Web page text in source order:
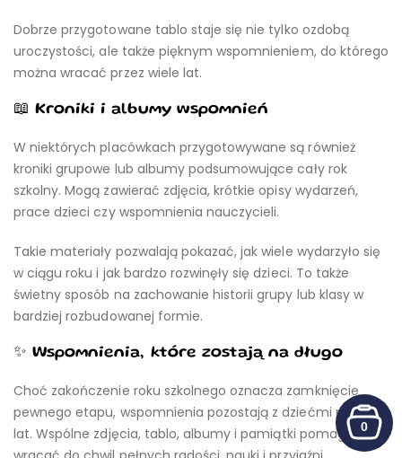
Dobrze przygotowane tablo staje się nie tylko ozdobą
uroczystości, ale także pięknym wspomnieniem, do którego
można wracać przez wiele lat.
📖 Kroniki i albumy wspomnień
W niektórych placówkach przygotowywane są również
kroniki grupowe lub albumy podsumowujące cały rok
szkolny. Mogą zawierać zdjęcia, krótkie opisy wydarzeń,
prace dzieci czy wspomnienia nauczycieli.
Takie materiały pozwalają pokazać, jak wiele wydarzyło się
w ciągu roku i jak bardzo rozwinęły się dzieci. To także
świetny sposób na zachowanie historii grupy lub klasy w
bardziej rozbudowanej formie.
✨ Wspomnienia, które zostają na długo
Choć zakończenie roku szkolnego oznacza zamknięcie
pewnego etapu, wspomnienia pozostają z dziećmi na wiele
lat. Wspólne zdjęcia, tablo, albumy i pamiątki pomagają0